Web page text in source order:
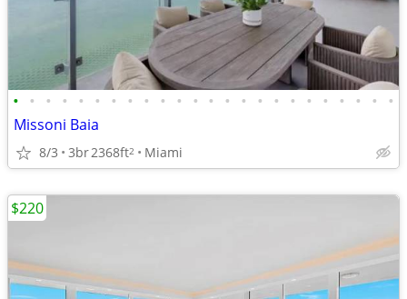
• • • • • • • • • • • • • • • • • • • • • • • •
Missoni Baia
8/3 3br2368ft2 Miami
$220